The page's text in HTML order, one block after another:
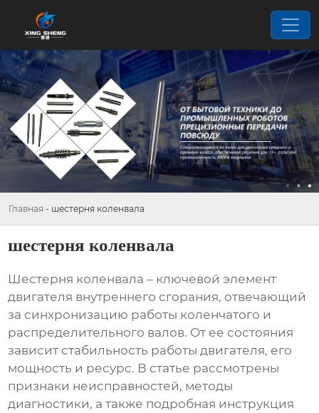
Главная - шестерня коленвала
шестерня коленвала
Шестерня коленвала – ключевой элемент
двигателя внутреннего сгорания, отвечающий
за синхронизацию работы коленчатого и
распределительного валов. От ее состояния
зависит стабильность работы двигателя, его
мощность и ресурс. В статье рассмотрены
признаки неисправностей, методы
диагностики, а также подробная инструкция